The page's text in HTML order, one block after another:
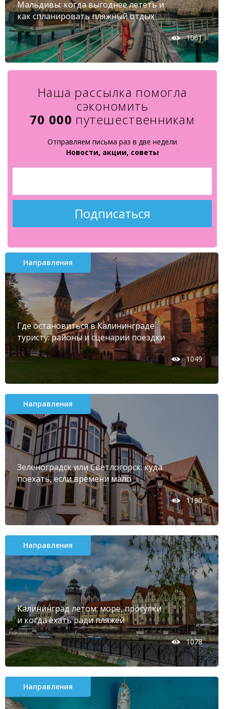
Мальдивы: когда выгоднее лететь и
как спланировать пляжный отдых
1061
Наша рассылка помогла
сэкономить
70 000 путешественникам
Отправляем письма раз в две недели
Новости, акции, советы
Подписаться
Направления
Где остановиться в Калининграде
туристу: районы и сценарии поездки
1049
Направления
Зеленоградск или Светлогорск: куда
поехать, если времени мало
1190
Направления
Калининград летом: море, прогулки
и когда ехать ради пляжей
1078
Направления